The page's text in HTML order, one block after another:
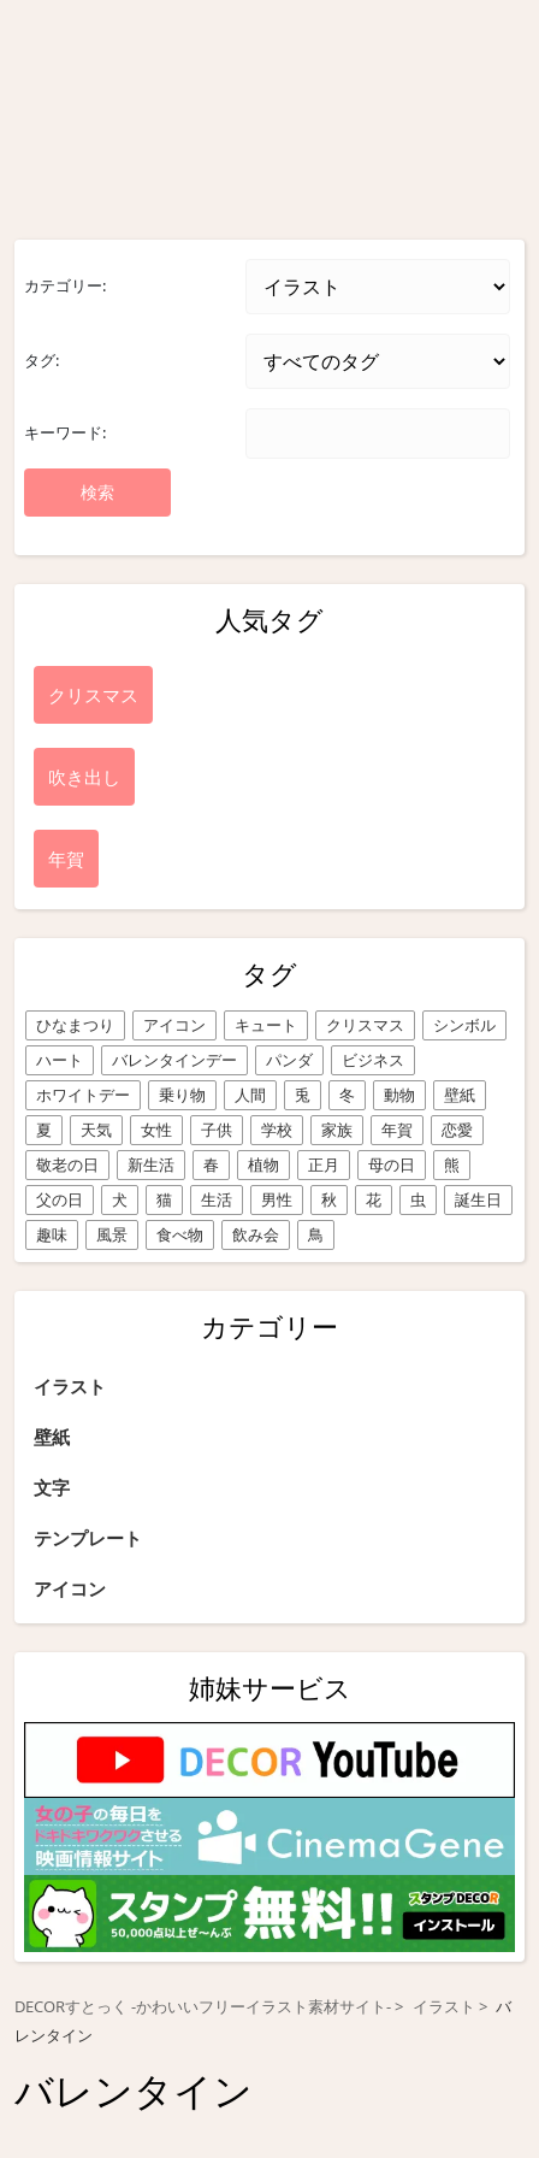
カテゴリー:
タグ:
キーワード:
人気タグ
クリスマス
吹き出し
年賀
タグ
ひなまつり アイコン キュート クリスマス
シンボル
ハート
バレンタインデー パンダ
ビジネス
ホワイトデー
乗り物 人間 兎 冬 動物
壁紙
夏
天気 女性 子供 学校 家族 年賀
恋愛
敬老の日
新生活 春 植物 正月 母の日
熊
父の日
犬 猫 生活 男性 秋 花 虫
誕生日
趣味
風景 食べ物 飲み会 鳥
カテゴリー
イラスト
壁紙
文字
テンプレート
アイコン
姉妹サービス
DECORすとっく -かわいいフリーイラスト素材サイト- イラスト
バ
レンタイン
バレンタイン